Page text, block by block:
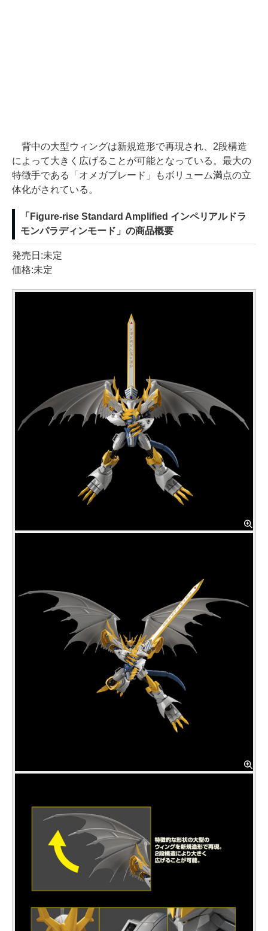
背中の大型ウィングは新規造形で再現され、2段構造
によって大きく広げることが可能となっている。最大の
特徴手である「オメガブレード」もボリューム満点の立
体化がされている。
「Figure-rise Standard Amplified インペリアルドラ
モンパラディンモード」の商品概要
発売日:未定
価格:未定